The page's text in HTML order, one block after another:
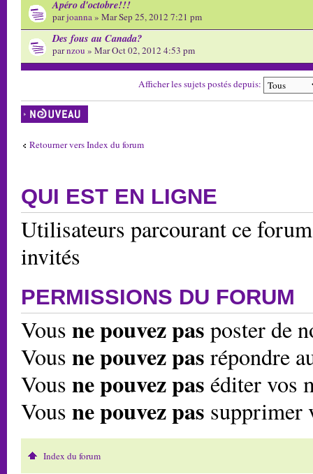
Apéro d'octobre!!!
parjoanna» Mar Sep 25, 2012 7:21 pm
Des fous au Canada?
parnzou » Mar Oct 02, 2012 4:53 pm
Afficher les sujets postés depuis:
Écrire un nouveau
sujet
Retourner vers Index du forum
QUI EST EN LIGNE
Utilisateurs parcourant ce
invités
PERMISSIONS DU FORUM
Vous ne pouvez pas poster de
Vous ne pouvez pas répondre
Vous ne pouvez pas éditer vos
Vous ne pouvez pas supprimer
Index du forum